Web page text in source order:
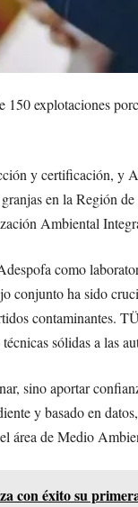
explotaciones
y certificación, y
en la Región
Ambiental
como
conjunto ha sido
contaminantes.
sólidas a las
sino aportar
y basado en
área de Medio
con éxito su